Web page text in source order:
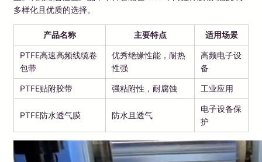
多样化且优质的选择。
产品名称 主要特点 适用场景
PTFE高速高频线缆卷
包带
优秀绝缘性能，耐热
性强
高频电子设
备
PTFE贴附胶带 强粘附性，耐腐蚀 工业应用
PTFE防水透气膜 防水且透气
电子设备保
护